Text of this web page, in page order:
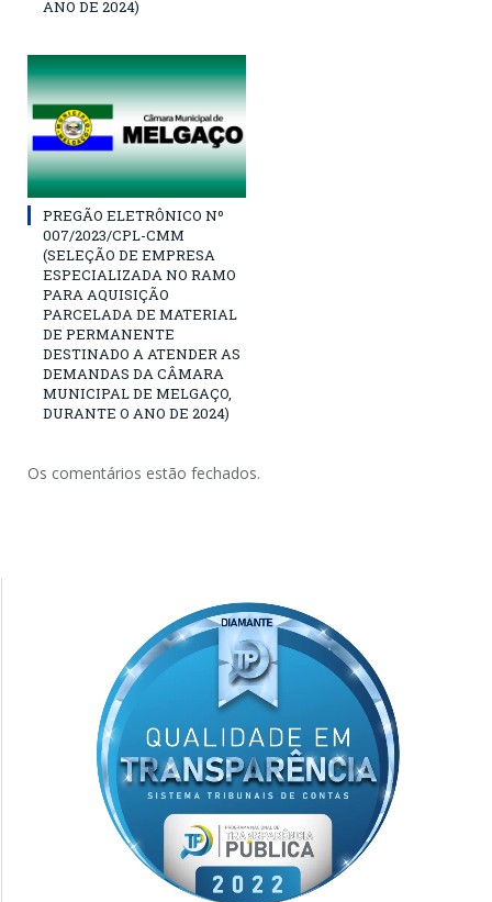
ANO DE 2024)
PREGÃO ELETRÔNICO Nº
007/2023/CPL-CMM
(SELEÇÃO DE EMPRESA
ESPECIALIZADA NO RAMO
PARA AQUISIÇÃO
PARCELADA DE MATERIAL
DE PERMANENTE
DESTINADO A ATENDER AS
DEMANDAS DA CÂMARA
MUNICIPAL DE MELGAÇO,
DURANTE O ANO DE 2024)
Os comentários estão fechados.